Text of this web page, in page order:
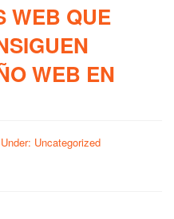
WEB QUE
WEB EN
Under: Uncategorized